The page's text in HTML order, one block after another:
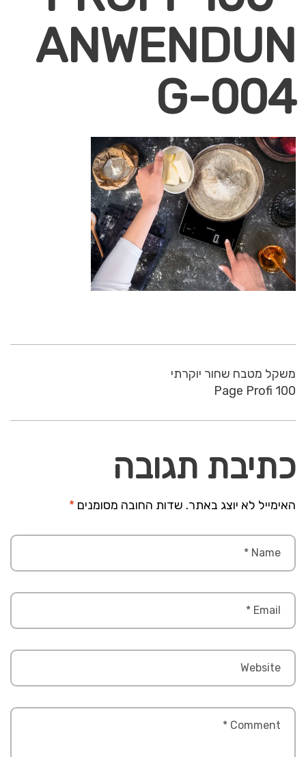
ANWENDUN
G-004
משקל מטבח שחור יוקרתי
Page Profi 100
כתיבת תגובה
האימייל לא יוצג באתר. שדות החובה מסומנים *